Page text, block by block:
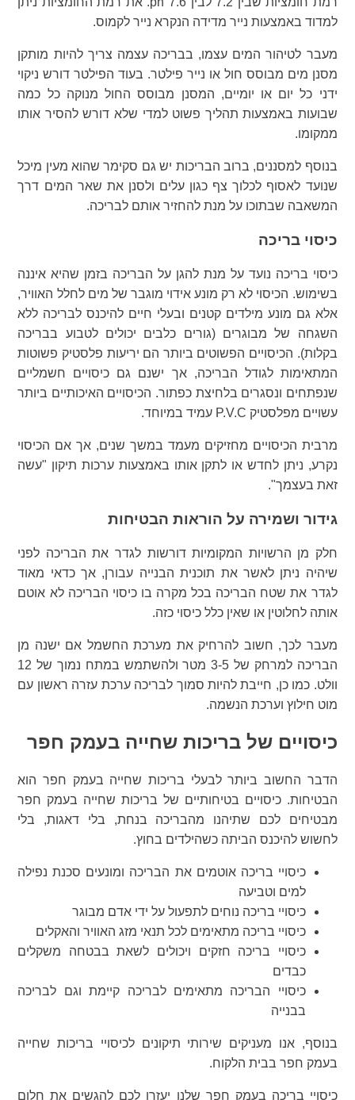
למדוד באמצעות נייר מדידה הנקרא נייר לקמוס.
מעבר לטיהור המים עצמו, בבריכה עצמה צריך להיות מותקן
מסנן מים מבוסס חול או נייר פילטר. בעוד הפילטר דורש ניקוי
ידני כל יום או יומיים, המסנן מבוסס החול מנוקה כל כמה
שבועות באמצעות תהליך פשוט למדי שלא דורש להסיר אותו
ממקומו.
בנוסף למסננים, ברוב הבריכות יש גם סקימר שהוא מעין מיכל
שנועד לאסוף לכלוך צף כגון עלים ולסנן את שאר המים דרך
המשאבה שבתוכו על מנת להחזיר אותם לבריכה.
כיסוי בריכה
כיסוי בריכה נועד על מנת להגן על הבריכה בזמן שהיא איננה
בשימוש. הכיסוי לא רק מונע אידוי מוגבר של מים לחלל האוויר,
אלא גם מונע מילדים קטנים ובעלי חיים להיכנס לבריכה ללא
השגחה של מבוגרים (גורים כלבים יכולים לטבוע בבריכה
בקלות). הכיסויים הפשוטים ביותר הם יריעות פלסטיק פשוטות
המתאימות לגודל הבריכה, אך ישנם גם כיסויים חשמליים
שנפתחים ונסגרים בלחיצת כפתור. הכיסויים האיכותיים ביותר
עשויים מפלסטיק P.V.C עמיד במיוחד.
מרבית הכיסויים מחזיקים מעמד במשך שנים, אך אם הכיסוי
נקרע, ניתן לחדש או לתקן אותו באמצעות ערכות תיקון "עשה
זאת בעצמך".
גידור ושמירה על הוראות הבטיחות
חלק מן הרשויות המקומיות דורשות לגדר את הבריכה לפני
שיהיה ניתן לאשר את תוכנית הבנייה עבורן, אך כדאי מאוד
לגדר את שטח הבריכה בכל מקרה בו כיסוי הבריכה לא אוטם
אותה לחלוטין או שאין כלל כיסוי כזה.
מעבר לכך, חשוב להרחיק את מערכת החשמל אם ישנה מן
הבריכה למרחק של 3-5 מטר ולהשתמש במתח נמוך של 12
וולט. כמו כן, חייבת להיות סמוך לבריכה ערכת עזרה ראשון עם
מוט חילוץ וערכת הנשמה.
כיסויים של בריכות שחייה בעמק חפר
הדבר החשוב ביותר לבעלי בריכות שחייה בעמק חפר הוא
הבטיחות. כיסויים בטיחותיים של בריכות שחייה בעמק חפר
מבטיחים לכם שתיהנו מהבריכה בנחת, בלי דאגות, בלי
לחשוש להיכנס הביתה כשהילדים בחוץ.
כיסויי בריכה אוטמים את הבריכה ומונעים סכנת נפילה
למים וטביעה
כיסויי בריכה נוחים לתפעול על ידי אדם מבוגר
כיסויי בריכה מתאימים לכל תנאי מזג האוויר והאקלים
כיסויי בריכה חזקים ויכולים לשאת בבטחה משקלים
כבדים
כיסויי הבריכה מתאימים לבריכה קיימת וגם לבריכה
בבנייה
בנוסף, אנו מעניקים שירותי תיקונים לכיסויי בריכות שחייה
בעמק חפר בבית הלקוח.
כיסויי בריכה בעמק חפר שלנו יעזרו לכם להגשים את חלום